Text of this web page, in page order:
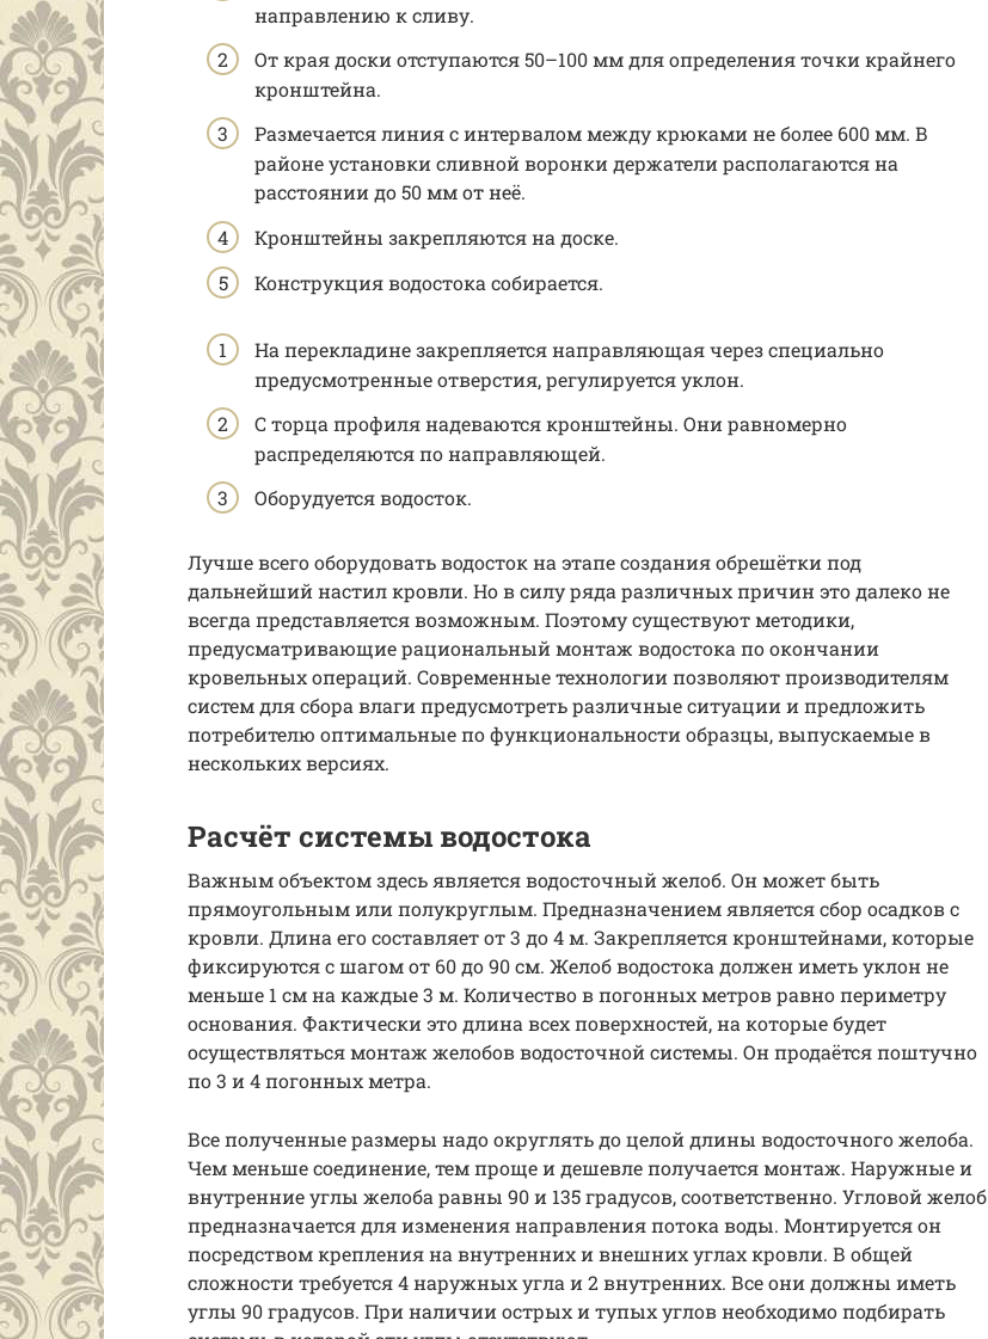
направлению к сливу.
От края доски отступаются 50–100 мм для определения точки крайнего
кронштейна.
Размечается линия с интервалом между крюками не более 600 мм. В
районе установки сливной воронки держатели располагаются на
расстоянии до 50 мм от неё.
Кронштейны закрепляются на доске.
Конструкция водостока собирается.
На перекладине закрепляется направляющая через специально
предусмотренные отверстия, регулируется уклон.
С торца профиля надеваются кронштейны. Они равномерно
распределяются по направляющей.
Оборудуется водосток.
Лучше всего оборудовать водосток на этапе создания обрешётки под
дальнейший настил кровли. Но в силу ряда различных причин это далеко не
всегда представляется возможным. Поэтому существуют методики,
предусматривающие рациональный монтаж водостока по окончании
кровельных операций. Современные технологии позволяют производителям
систем для сбора влаги предусмотреть различные ситуации и предложить
потребителю оптимальные по функциональности образцы, выпускаемые в
нескольких версиях.
Расчёт системы водостока
Важным объектом здесь является водосточный желоб. Он может быть
прямоугольным или полукруглым. Предназначением является сбор осадков с
кровли. Длина его составляет от 3 до 4 м. Закрепляется кронштейнами, которые
фиксируются с шагом от 60 до 90 см. Желоб водостока должен иметь уклон не
меньше 1 см на каждые 3 м. Количество в погонных метров равно периметру
основания. Фактически это длина всех поверхностей, на которые будет
осуществляться монтаж желобов водосточной системы. Он продаётся поштучно
по 3 и 4 погонных метра.
Все полученные размеры надо округлять до целой длины водосточного желоба.
Чем меньше соединение, тем проще и дешевле получается монтаж. Наружные и
внутренние углы желоба равны 90 и 135 градусов, соответственно. Угловой желоб
предназначается для изменения направления потока воды. Монтируется он
посредством крепления на внутренних и внешних углах кровли. В общей
сложности требуется 4 наружных угла и 2 внутренних. Все они должны иметь
углы 90 градусов. При наличии острых и тупых углов необходимо подбирать